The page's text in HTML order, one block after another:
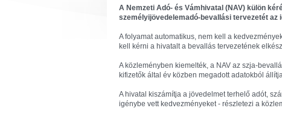
A Nemzeti Adó- és Vámhivatal (NAV) külön
személyijövedelemadó-bevallási tervezetét az
A folyamat automatikus, nem kell a
kell kérni a hivatalt a bevallás tervezetének
A közleményben kiemelték, a NAV az szja-
kifizetők által év közben megadott adatokból
A hivatal kiszámítja a jövedelmet terhelő adót,
igénybe vett kedvezményeket - részletezi a